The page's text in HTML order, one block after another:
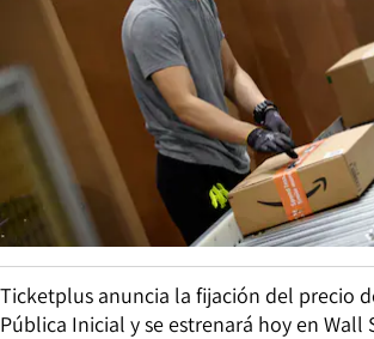
Ticketplus anuncia la fijación del precio
Pública Inicial y se estrenará hoy en Wall